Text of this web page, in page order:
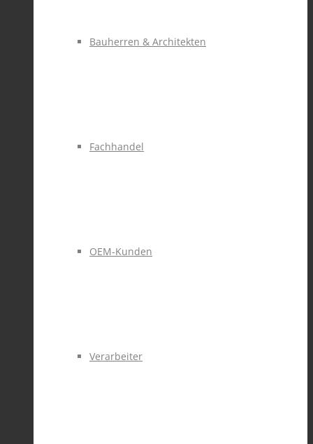
Bauherren & Architekten
Fachhandel
OEM-Kunden
Verarbeiter